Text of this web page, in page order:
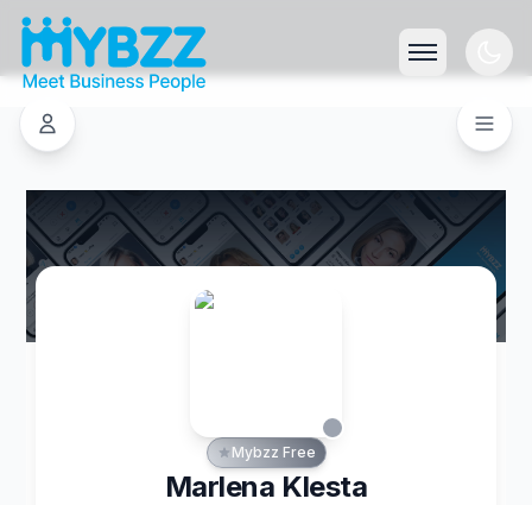
Mybzz Free
Marlena Klesta